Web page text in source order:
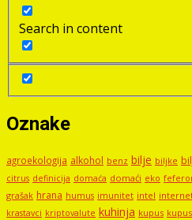
Search in content
Oznake
agroekologija alkohol benz bilje biljke
citrus definicija domaća domaći eko
grašak hrana humus imunitet intel
krastavci kriptovalute kuhinja kupus